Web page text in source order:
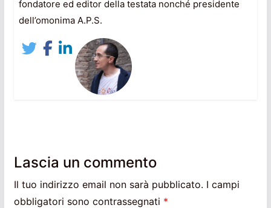
fondatore ed editor della testata nonché presidente
dell’omonima A.P.S.
Lascia un commento
Il tuo indirizzo email non sarà pubblicato. I campi
obbligatori sono contrassegnati *